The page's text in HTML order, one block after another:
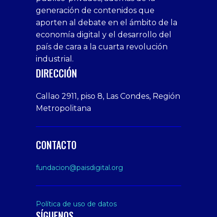
veren
siteler
1xbet
deneme
bonusu
veren
1xbet
giriş
tarafbet
giriş
bonusu
veren
siteler
webcam
Cumshots
Tits
Free
Amateur
Porn
Xxx
Indian
Big
Butt
sex
From
Step
siteler
generación de contenidos que
aporten al debate en el ámbito de la
economía digital y el desarrollo del
país de cara a la cuarta revolución
industrial.
DIRECCIÓN
Callao 2911, piso 8, Las Condes, Región
Metropolitana
CONTACTO
fundacion@paisdigital.org
Política de uso de datos